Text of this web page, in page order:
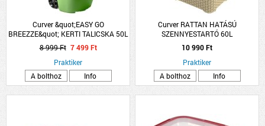
Curver &quot;EASY GO
BREEZZE&quot; KERTI TALICSKA 50L
ZÖLD
8 999 Ft 7 499 Ft
Praktiker
A bolthoz
Info
Curver RATTAN HATÁSÚ
SZENNYESTARTÓ 60L
10 990 Ft
Praktiker
A bolthoz
Info